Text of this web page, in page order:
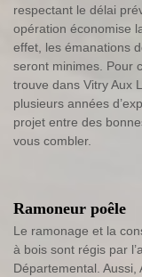
respectant le délai
opération économise
effet, les émanations
seront minimes. Pour
trouve dans Vitry Aux
plusieurs années
projet entre des
vous combler.
Ramoneur poêle
Le ramonage et la
à bois sont régis par
Départemental.